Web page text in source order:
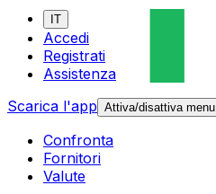
IT
Accedi
Registrati
Assistenza
Scarica l'app Attiva/disattiva menu
Confronta
Fornitori
Valute